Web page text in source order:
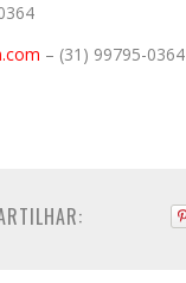
– (31) 99795-0364